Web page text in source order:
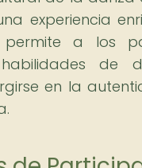
experiencia
a los
de
en la